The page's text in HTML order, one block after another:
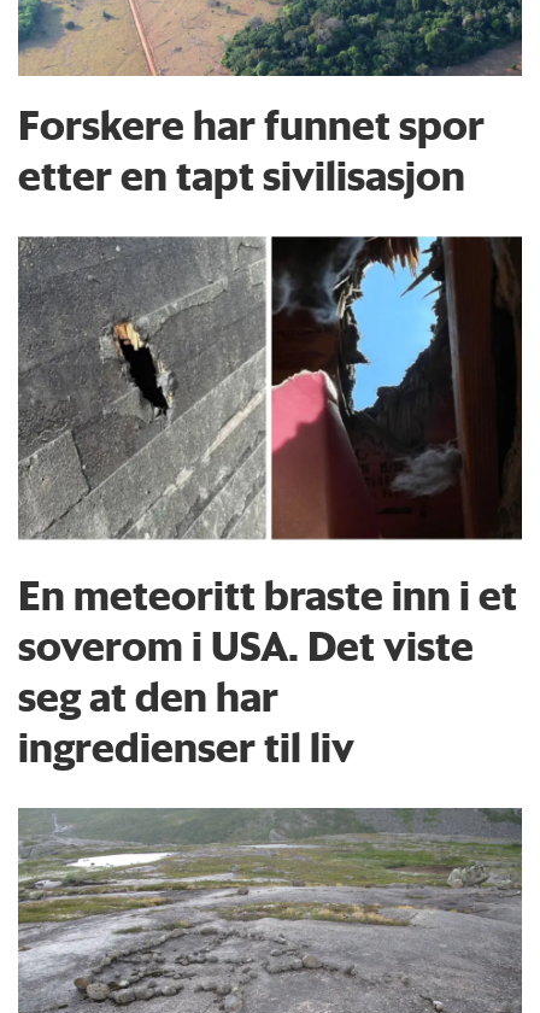
Forskere har funnet spor
etter en tapt sivilisasjon
En meteoritt braste inn i et
soverom i USA. Det viste
seg at den har
ingredienser til liv